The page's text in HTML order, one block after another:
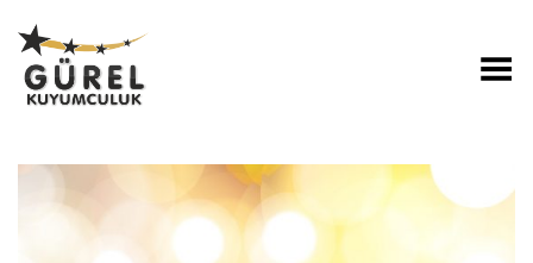
Toggle Menu